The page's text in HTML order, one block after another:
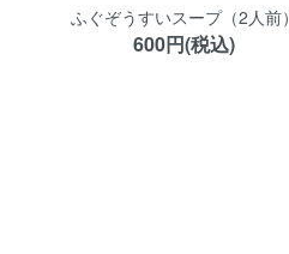
ふぐぞうすいスープ（2人前）
600円(税込)